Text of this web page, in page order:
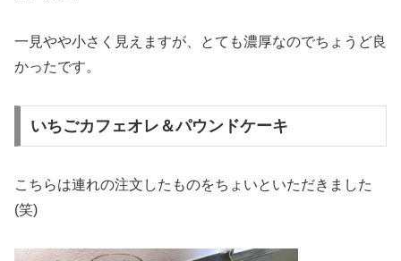
一見やや小さく見えますが、とても濃厚なのでちょうど良
かったです。
いちごカフェオレ＆パウンドケーキ
こちらは連れの注文したものをちょいといただきました
(笑)